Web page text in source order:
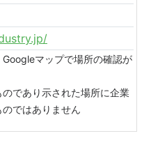
マップで場所の確認が
であり示された場所に企業
ではありません